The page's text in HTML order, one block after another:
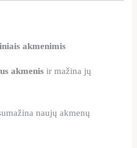
akmenimis
akmenis ir mažina jų
naujų akmenų